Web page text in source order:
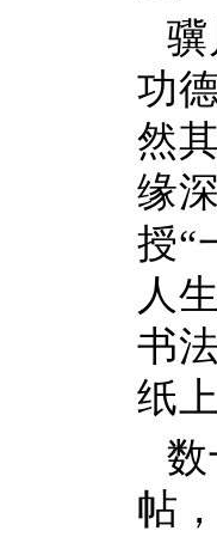
功
然
缘
授“
人
书
纸上
帖